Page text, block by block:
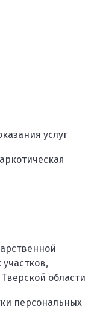
услуг
области
персональных